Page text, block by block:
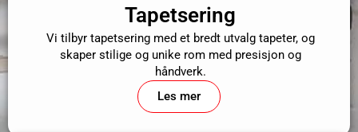
Tapetsering
Vi tilbyr tapetsering med et bredt utvalg tapeter, og
skaper stilige og unike rom med presisjon og
håndverk.
Les mer